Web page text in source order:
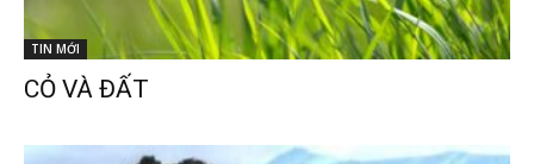
TIN MỚI
CỎ VÀ ĐẤT